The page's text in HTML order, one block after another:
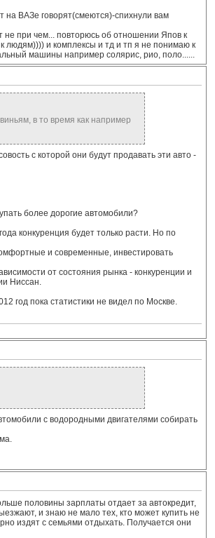
ВАЗе говорят(смеются)-спихнули вам
не при чем... повторюсь об отношении Япов к
людям)))) и комплексы и тд и тп я не понимаю к
машины например солярис, рио, поло......
в то время как например
с которой они будут продавать эти авто -
более дорогие автомобили?
конкуренция будет только расти. Но по
и современные, инвестировать
от состояния рынка - конкуренции и
Ниссан.
год пока статистики не видел по Москве.
с водородными двигателями собирать
половины зарплаты отдает за автокредит,
и знаю не мало тех, кто может купить не
издят с семьями отдыхать. Получается они